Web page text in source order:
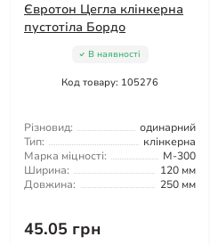
Євротон Цегла клінкерна
пустотіла Бордо
В наявності
Код товару: 105276
Різновид:
одинарний
Тип:
клінкерна
Марка міцності:
М-300
Ширина:
120 мм
Довжина:
250 мм
45.05 грн